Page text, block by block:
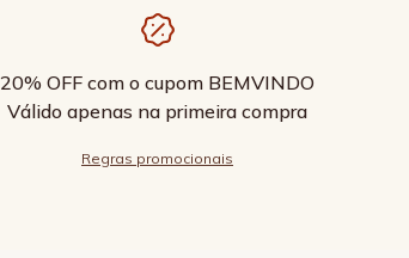
20% OFF com o cupom BEMVINDO
Válido apenas na primeira compra
Regras promocionais